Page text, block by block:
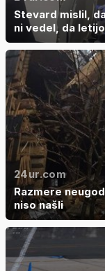
Stevard mislil,
ni vedel, da
24ur.com
Razmere
niso našli